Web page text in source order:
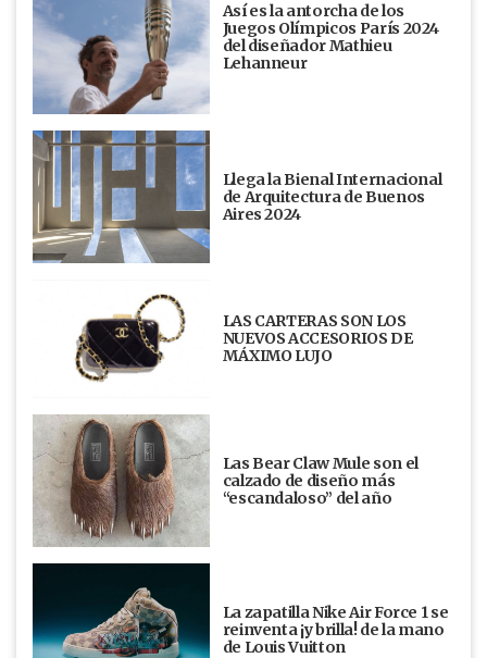
Así es la antorcha de los
Juegos Olímpicos París 2024
del diseñador Mathieu
Lehanneur
Llega la Bienal Internacional
de Arquitectura de Buenos
Aires 2024
LAS CARTERAS SON LOS
NUEVOS ACCESORIOS DE
MÁXIMO LUJO
Las Bear Claw Mule son el
calzado de diseño más
“escandaloso” del año
La zapatilla Nike Air Force 1 se
reinventa ¡y brilla! de la mano
de Louis Vuitton